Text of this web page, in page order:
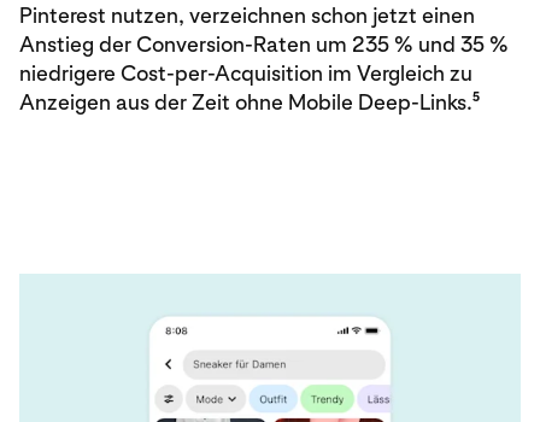
Pinterest nutzen, verzeichnen schon jetzt einen
Anstieg der Conversion-Raten um 235 % und 35 %
niedrigere Cost-per-Acquisition im Vergleich zu
Anzeigen aus der Zeit ohne Mobile Deep-Links.5